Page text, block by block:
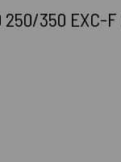
350 EXC-